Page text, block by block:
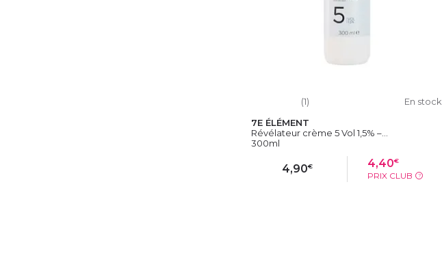
(1)
En stock
7E ÉLÉMENT
Révélateur crème 5 Vol 1,5% –...
300ml
4,90€ 4,40€
PRIX CLUB ?